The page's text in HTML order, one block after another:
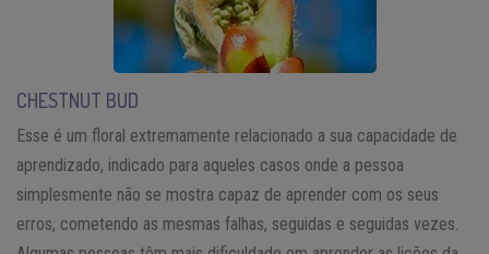
CHESTNUT BUD
Esse é um floral extremamente relacionado a sua capacidade de
aprendizado, indicado para aqueles casos onde a pessoa
simplesmente não se mostra capaz de aprender com os seus
erros, cometendo as mesmas falhas, seguidas e seguidas vezes.